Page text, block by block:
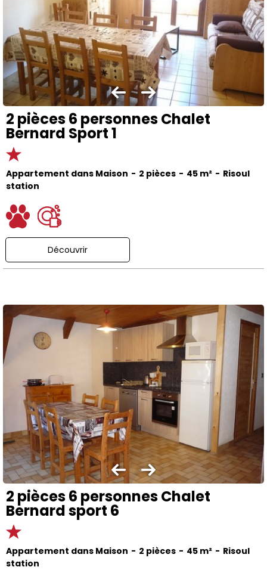
2 pièces 6 personnes Chalet
Bernard Sport 1
Appartement dans Maison 2 pièces 45 m²
Risoul
station
Découvrir
2 pièces 6 personnes Chalet
Bernard sport 6
Appartement dans Maison 2 pièces 45 m²
Risoul
station